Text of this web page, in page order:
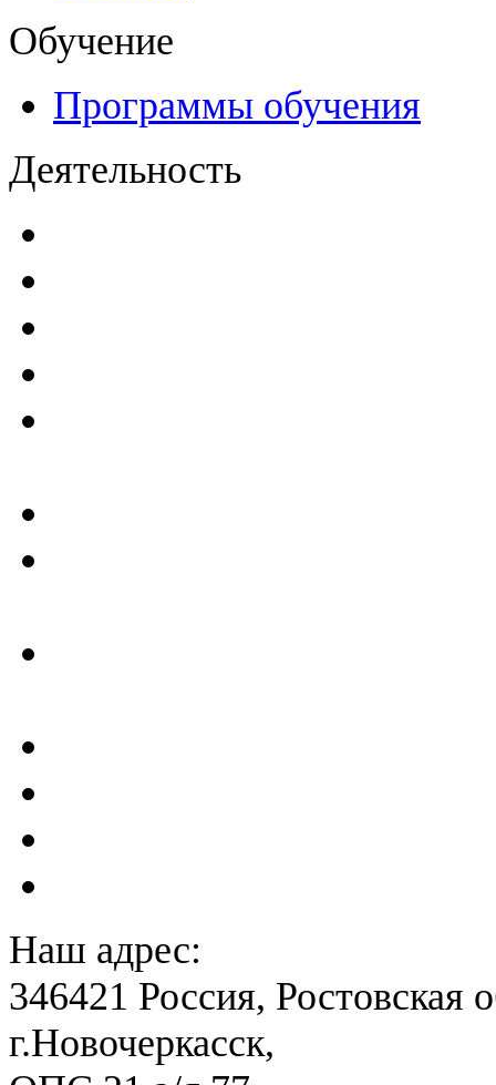
Обучение
Программы обучения
Деятельность
Наш адрес:
346421 Россия, Ростовская
г.Новочеркасск,